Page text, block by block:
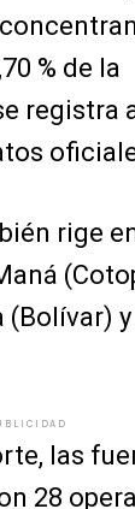
% de la
registra
rige
(Bolívar)
las
28